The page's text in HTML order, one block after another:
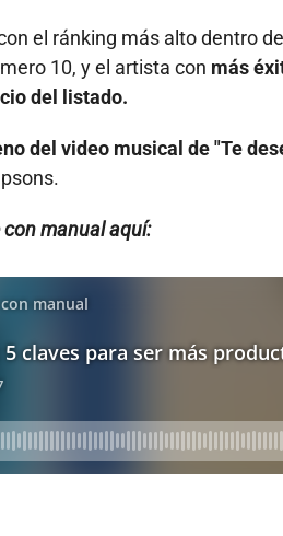
el ránking más alto dentro
10, y el artista con más
del listado.
del video musical de "Te
con manual aquí: